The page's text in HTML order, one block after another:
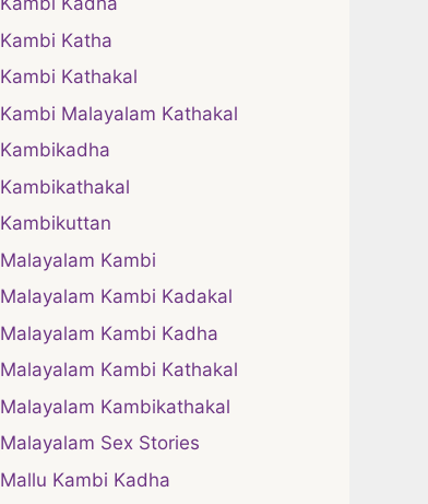
Kambi Katha
Kambi Kathakal
Kambi Malayalam Kathakal
Kambikadha
Kambikathakal
Kambikuttan
Malayalam Kambi
Malayalam Kambi Kadakal
Malayalam Kambi Kadha
Malayalam Kambi Kathakal
Malayalam Kambikathakal
Malayalam Sex Stories
Mallu Kambi Kadha